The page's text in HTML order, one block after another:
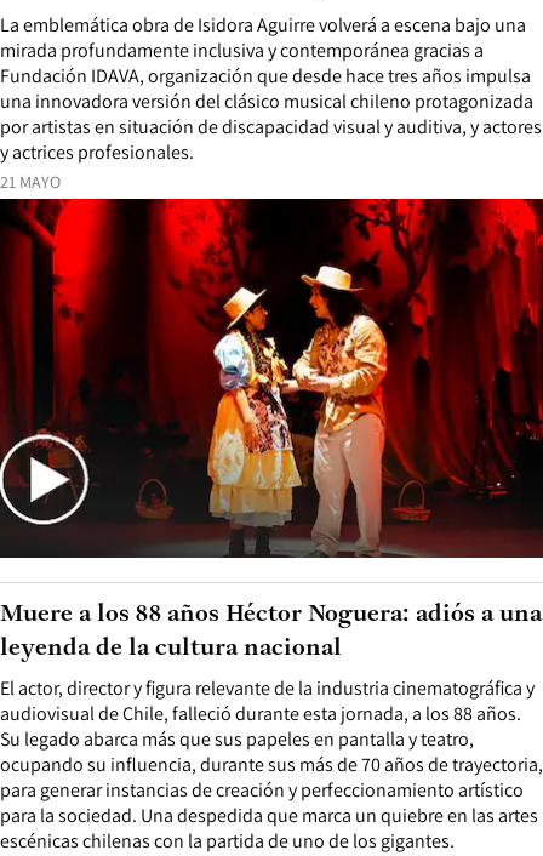
21 MAYO
La emblemática obra de Isidora Aguirre volverá a escena bajo una
mirada profundamente inclusiva y contemporánea gracias a
Fundación IDAVA, organización que desde hace tres años impulsa
una innovadora versión del clásico musical chileno protagonizada
por artistas en situación de discapacidad visual y auditiva, y actores
y actrices profesionales.
El actor, director y figura relevante de la industria cinematográfica y
audiovisual de Chile, falleció durante esta jornada, a los 88 años.
Su legado abarca más que sus papeles en pantalla y teatro,
ocupando su influencia, durante sus más de 70 años de trayectoria,
para generar instancias de creación y perfeccionamiento artístico
para la sociedad. Una despedida que marca un quiebre en las artes
escénicas chilenas con la partida de uno de los gigantes.
Muere a los 88 años Héctor Noguera: adiós a una
leyenda de la cultura nacional